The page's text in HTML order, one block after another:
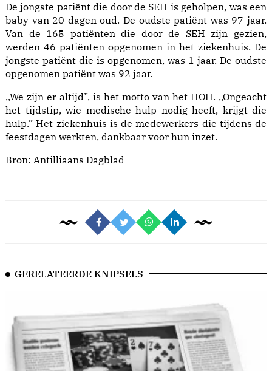
De jongste patiënt die door de SEH is geholpen, was een
baby van 20 dagen oud. De oudste patiënt was 97 jaar.
Van de 165 patiënten die door de SEH zijn gezien,
werden 46 patiënten opgenomen in het ziekenhuis. De
jongste patiënt die is opgenomen, was 1 jaar. De oudste
opgenomen patiënt was 92 jaar.
,,We zijn er altijd”, is het motto van het HOH. ,,Ongeacht
het tijdstip, wie medische hulp nodig heeft, krijgt die
hulp.” Het ziekenhuis is de medewerkers die tijdens de
feestdagen werkten, dankbaar voor hun inzet.
Bron: Antilliaans Dagblad
GERELATEERDE KNIPSELS